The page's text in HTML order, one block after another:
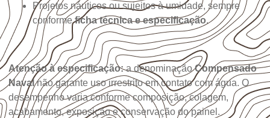
Projetos náuticos ou sujeitos à umidade, sempre
conformeficha técnica e especificação.
Atenção à especificação:a denominaçãoCompensado
Navalnão garante uso irrestrito em contato com água. O
desempenho varia conforme composição, colagem,
acabamento, exposição e conservação do painel.